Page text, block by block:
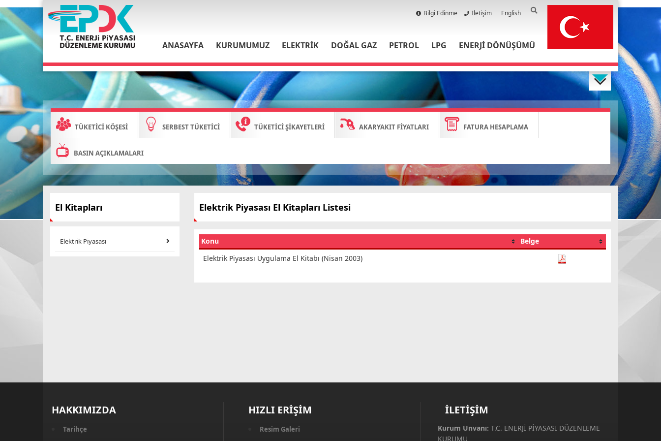
Bilgi Edinme İletişim English
ANASAYFA KURUMUMUZ ELEKTRİK DOĞAL GAZ PETROL LPG ENERJİ DÖNÜŞÜMÜ
TÜKETİCİ KÖŞESİ SERBEST TÜKETİCİ TÜKETİCİ ŞİKAYETLERİ AKARYAKIT FİYATLARI FATURA HESAPLAMA
BASIN AÇIKLAMALARI
El Kitapları
Elektrik Piyasası
Elektrik Piyasası El Kitapları Listesi
Konu
Belge
Elektrik Piyasası Uygulama El Kitabı (Nisan 2003)
HAKKIMIZDA
Tarihçe
HIZLI ERİŞİM
Resim Galeri
İLETİŞİM
Kurum Unvanı: T.C. ENERJİ PİYASASI DÜZENLEME
KURUMU